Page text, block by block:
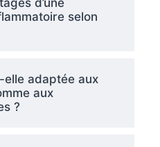
selon
adaptée aux
aux
?